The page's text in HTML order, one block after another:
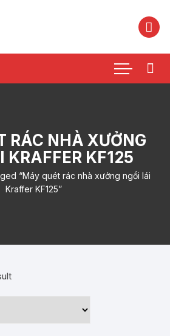
RÁC NHÀ XƯỞNG
KRAFFER KF125
“Máy quét rác nhà xưởng ngồi lái
Kraffer KF125”